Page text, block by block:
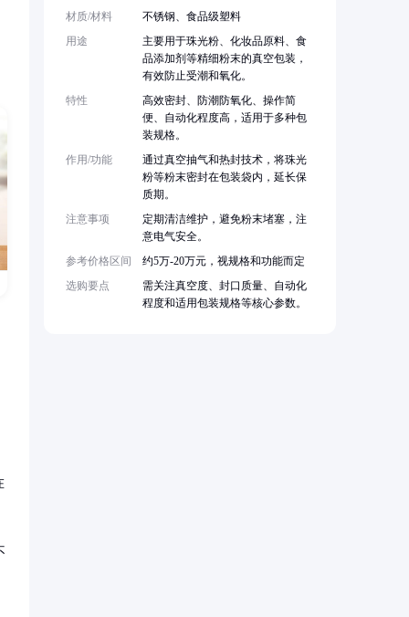
材质/材料
不锈钢、食品级塑料
用途
主要用于珠光粉、化妆品原料、食
品添加剂等精细粉末的真空包装，
有效防止受潮和氧化。
特性
高效密封、防潮防氧化、操作简
便、自动化程度高，适用于多种包
装规格。
作用/功能
通过真空抽气和热封技术，将珠光
粉等粉末密封在包装袋内，延长保
质期。
注意事项
定期清洁维护，避免粉末堵塞，注
意电气安全。
参考价格区间
约5万-20万元，视规格和功能而定
选购要点
需关注真空度、封口质量、自动化
程度和适用包装规格等核心参数。